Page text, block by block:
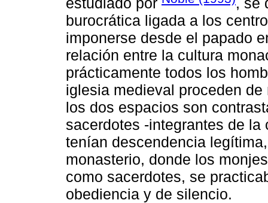
burocrática ligada a los
imponerse desde el papado
relación entre la cultura
prácticamente todos los
iglesia medieval proceden
los dos espacios son
sacerdotes -integrantes de
tenían descendencia
monasterio, donde los
como sacerdotes, se
obediencia y de silencio.